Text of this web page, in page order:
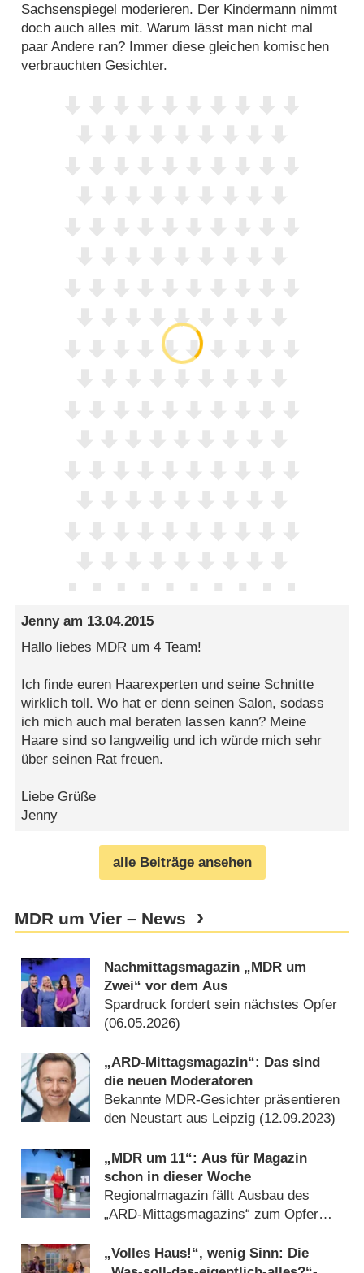
Sachsenspiegel moderieren. Der Kindermann nimmt
doch auch alles mit. Warum lässt man nicht mal
paar Andere ran? Immer diese gleichen komischen
verbrauchten Gesichter.
Jennyam 13.04.2015
Hallo liebes MDR um 4 Team!
Ich finde euren Haarexperten und seine Schnitte
wirklich toll. Wo hat er denn seinen Salon, sodass
ich mich auch mal beraten lassen kann? Meine
Haare sind so langweilig und ich würde mich sehr
über seinen Rat freuen.
Liebe Grüße
Jenny
alle Beiträge ansehen
MDR um Vier – News
Nachmittagsmagazin „MDR um
Zwei“ vor dem Aus
Spardruck fordert sein nächstes Opfer
(06.05.2026)
„ARD-Mittagsmagazin“: Das sind
die neuen Moderatoren
Bekannte MDR-Gesichter präsentieren
den Neustart aus Leipzig (12.09.2023)
„MDR um 11“: Aus für Magazin
schon in dieser Woche
Regionalmagazin fällt Ausbau des
„ARD-Mittagsmagazins“ zum Opfer
„Volles Haus!“, wenig Sinn: Die